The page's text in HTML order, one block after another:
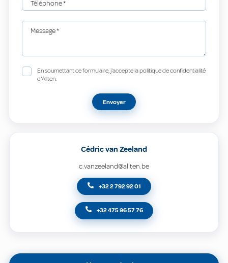
Téléphone*
Message*
En soumettant ce formulaire, j'accepte la politique de confidentialité
d'Allten.
Envoyer
Cédric van Zeeland
c.vanzeeland@allten.be
+32 2 792 92 01
+32 475 96 57 76